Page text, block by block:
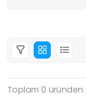
Toplam 0 üründen